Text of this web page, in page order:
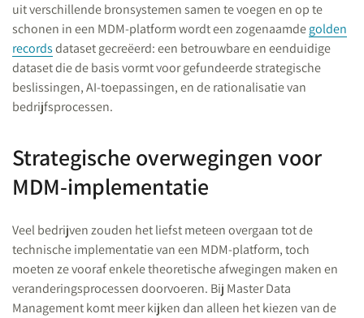
uit verschillende bronsystemen samen te voegen en op te
schonen in een MDM-platform wordt een zogenaamdegolden
recordsdataset gecreëerd: een betrouwbare en eenduidige
dataset die de basis vormt voor gefundeerde strategische
beslissingen, AI-toepassingen, en de rationalisatie van
bedrijfsprocessen.
Strategische overwegingen voor
MDM-implementatie
Veel bedrijven zouden het liefst meteen overgaan tot de
technische implementatie van een MDM-platform, toch
moeten ze vooraf enkele theoretische afwegingen maken en
veranderingsprocessen doorvoeren. Bij Master Data
Management komt meer kijken dan alleen het kiezen van de